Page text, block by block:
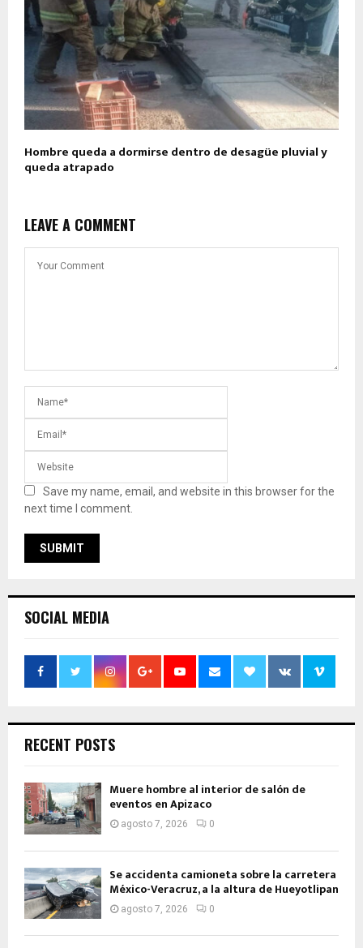
Hombre queda a dormirse dentro de desagüe pluvial y
queda atrapado
LEAVE A COMMENT
Save my name, email, and website in this browser for the
next time I comment.
SOCIAL MEDIA
RECENT POSTS
Muere hombre al interior de salón de
eventos en Apizaco
agosto 7, 2026 0
Se accidenta camioneta sobre la carretera
México-Veracruz, a la altura de Hueyotlipan
agosto 7, 2026 0